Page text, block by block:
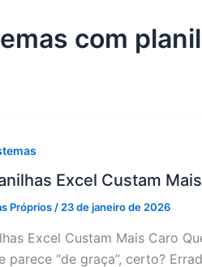
com
Excel Custam
Próprios/23 de janeiro de 2026
Excel Custam Mais Caro
parece “de graça”, certo?